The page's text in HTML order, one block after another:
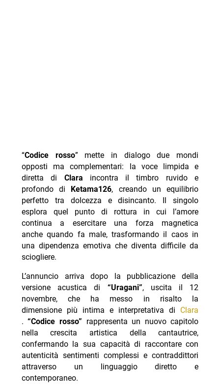
“Codice rosso” mette in dialogo due mondi
opposti ma complementari: la voce limpida e
diretta di Clara incontra il timbro ruvido e
profondo di
Ketama126, creando un equilibrio
perfetto tra dolcezza e disincanto. Il singolo
esplora quel punto di rottura in cui l’amore
continua a esercitare una forza magnetica
anche quando fa male, trasformando il caos in
una dipendenza emotiva che diventa difficile da
sciogliere.
L’annuncio arriva dopo la pubblicazione della
versione acustica di “Uragani”, uscita il 12
novembre, che ha messo in risalto la
dimensione più intima e interpretativa di Clara
.“Codice rosso” rappresenta un nuovo capitolo
nella crescita artistica della cantautrice,
confermando la sua capacità di raccontare con
autenticità sentimenti complessi e contraddittori
attraverso un linguaggio diretto e
contemporaneo.